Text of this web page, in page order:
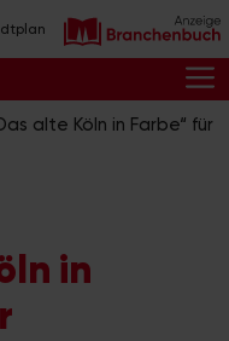
alte Köln in Farbe“ für
in